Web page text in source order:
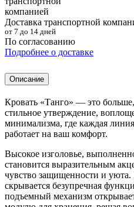
Доставка транспортной
от 7 до 14 дней
По согласованию
Подробнее о доставке
Описание
Кровать «Танго» — это
стильное утверждение,
минимализма, где каждая
работает на ваш комфорт.
Высокое изголовье,
становится выразительным
чувство защищенности и
скрывается безупречная
подъемный механизм